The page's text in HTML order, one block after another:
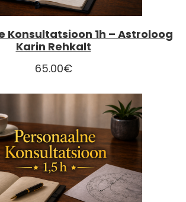
Konsultatsioon 1h – Astroloog
Karin Rehkalt
65.00€